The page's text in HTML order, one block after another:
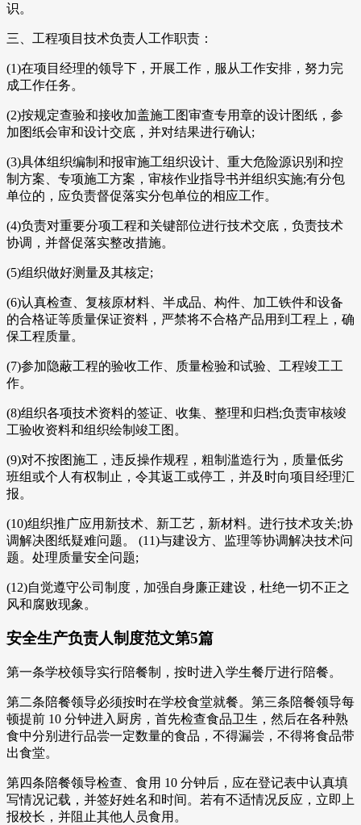
识。
三、工程项目技术负责人工作职责：
(1)在项目经理的领导下，开展工作，服从工作安排，努力完
成工作任务。
(2)按规定查验和接收加盖施工图审查专用章的设计图纸，参
加图纸会审和设计交底，并对结果进行确认;
(3)具体组织编制和报审施工组织设计、重大危险源识别和控
制方案、专项施工方案，审核作业指导书并组织实施;有分包
单位的，应负责督促落实分包单位的相应工作。
(4)负责对重要分项工程和关键部位进行技术交底，负责技术
协调，并督促落实整改措施。
(5)组织做好测量及其核定;
(6)认真检查、复核原材料、半成品、构件、加工铁件和设备
的合格证等质量保证资料，严禁将不合格产品用到工程上，确
保工程质量。
(7)参加隐蔽工程的验收工作、质量检验和试验、工程竣工工
作。
(8)组织各项技术资料的签证、收集、整理和归档;负责审核竣
工验收资料和组织绘制竣工图。
(9)对不按图施工，违反操作规程，粗制滥造行为，质量低劣
班组或个人有权制止，令其返工或停工，并及时向项目经理汇
报。
(10)组织推广应用新技术、新工艺，新材料。进行技术攻关;协
调解决图纸疑难问题。 (11)与建设方、监理等协调解决技术问
题。处理质量安全问题;
(12)自觉遵守公司制度，加强自身廉正建设，杜绝一切不正之
风和腐败现象。
安全生产负责人制度范文第5篇
第一条学校领导实行陪餐制，按时进入学生餐厅进行陪餐。
第二条陪餐领导必须按时在学校食堂就餐。第三条陪餐领导每
顿提前 10 分钟进入厨房，首先检查食品卫生，然后在各种熟
食中分别进行品尝一定数量的食品，不得漏尝，不得将食品带
出食堂。
第四条陪餐领导检查、食用 10 分钟后，应在登记表中认真填
写情况记载，并签好姓名和时间。若有不适情况反应，立即上
报校长，并阻止其他人员食用。